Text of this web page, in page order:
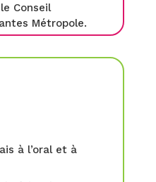
Conseil
Métropole.
à l’oral et à